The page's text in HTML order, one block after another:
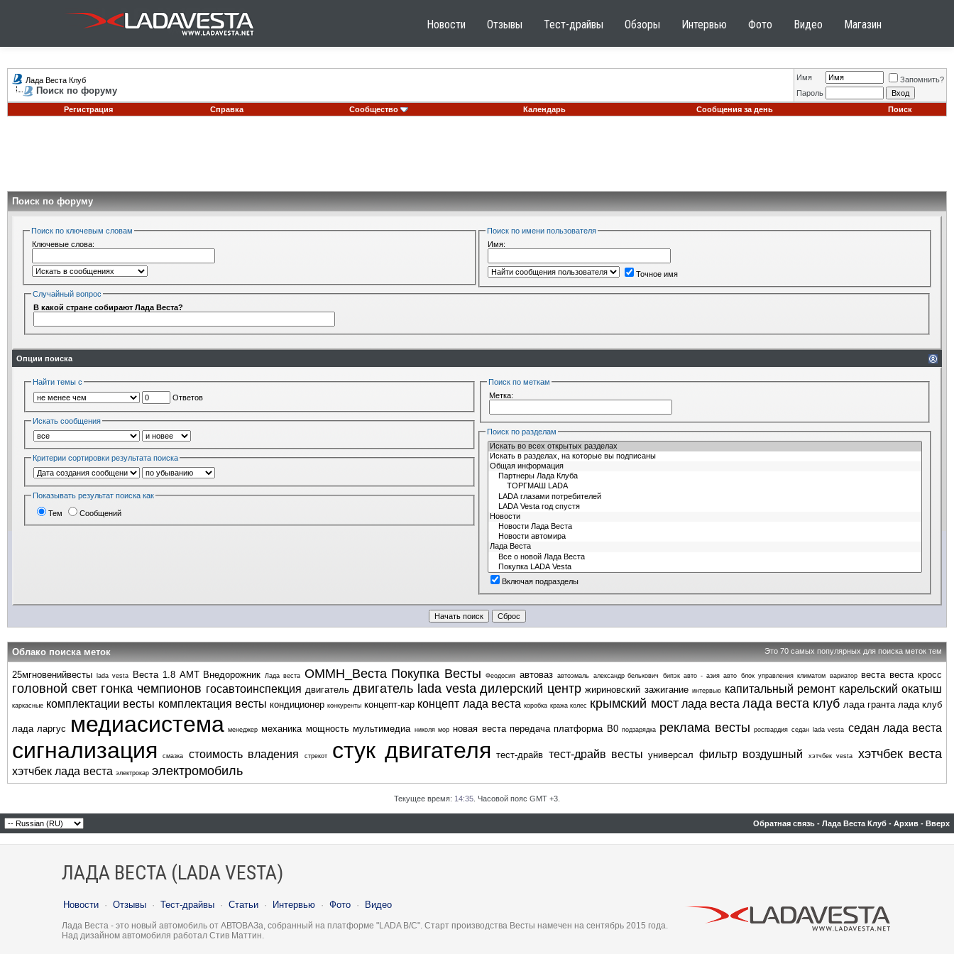
Новости Отзывы Тест-драйвы Обзоры Интервью Фото Видео Магазин
Лада Веста Клуб
Поиск по форуму
Имя
Запомнить?
Пароль
Регистрация
Справка Сообщество Календарь Сообщения за день Поиск
Поиск по форуму
Поиск по ключевым словам
Ключевые слова:
Поиск по имени пользователя
Имя:
Точное имя
Случайный вопрос
В какой стране собирают Лада Веста?
Опции поиска
Найти темы с
Ответов
Искать сообщения
Критерии сортировки результата поиска
Показывать результат поиска как
Тем Сообщений
Поиск по меткам
Метка:
Поиск по разделам
Включая подразделы
Это 70 самых популярных для поиска меток тем
Облако поиска меток
25мгновенийвесты lada vesta Веста 1.8 АМТ Внедорожник Лада веста ОММН_Веста Покупка Весты Феодосия автоваз автоэмаль александр белькович бипэк авто - азия авто блок управления климатом вариатор веста веста кросс
головной свет гонка чемпионов госавтоинспекция двигатель двигатель lada vesta дилерский центр жириновский зажигание интервью капитальный ремонт карельский окатыш
каркасные комплектации весты комплектация весты кондиционер конкуренты концепт-кар концепт лада веста коробка кража колес крымский мост лада веста лада веста клуб лада гранта лада клуб
лада ларгус медиасистема менеджер механика мощность мультимедиа николя мор новая веста передача платформа В0 подзарядка реклама весты росгвардия седан lada vesta седан лада веста
сигнализация смазка стоимость владения стрекот стук двигателя тест-драйв тест-драйв весты универсал фильтр воздушный хэтчбек vesta хэтчбек веста
хэтчбек лада веста электрокар электромобиль
Текущее время: 14:35 . Часовой пояс GMT +3.
Обратная связь - Лада Веста Клуб - Архив - Вверх
ЛАДА ВЕСТА (LADA VESTA)
Новости · Отзывы · Тест-драйвы · Статьи · Интервью · Фото · Видео
Лада Веста - это новый автомобиль от АВТОВАЗа, собранный на платформе "LADA B/C". Старт производства Весты намечен на сентябрь 2015 года.
Над дизайном автомобиля работал Стив Маттин.